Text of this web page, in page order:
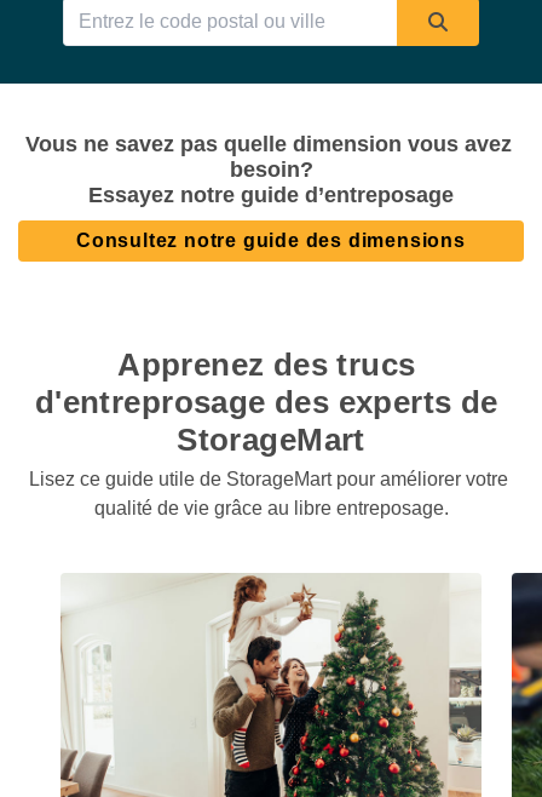
Vous ne savez pas quelle dimension vous avez
besoin?
Essayez notre guide d’entreposage
Consultez notre guide des dimensions
Apprenez des trucs
d'entreprosage des experts de
StorageMart
Lisez ce guide utile de StorageMart pour améliorer votre
qualité de vie grâce au libre entreposage.